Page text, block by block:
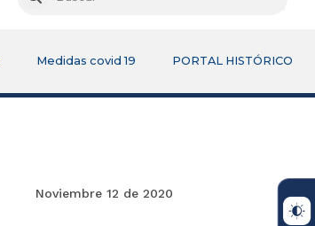
Medidas covid 19 PORTAL HISTÓRICO
Noviembre 12 de 2020